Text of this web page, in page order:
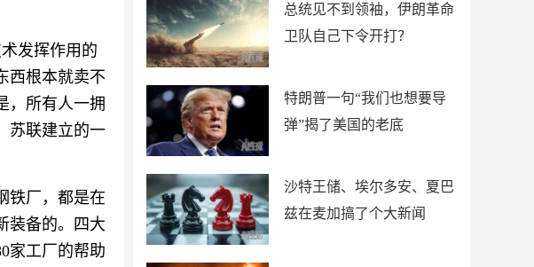
发挥作用的
西根本就卖不
，所有人一拥
苏联建立的一
铁厂，都是在
装备的。四大
家工厂的帮助
总统见不到领袖，伊朗革命
卫队自己下令开打？
特朗普一句“我们也想要导
弹”揭了美国的老底
沙特王储、埃尔多安、夏巴
兹在麦加搞了个大新闻